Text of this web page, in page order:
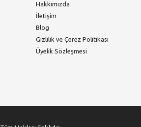
Hakkımızda
İletişim
Blog
Gizlilik ve Çerez Politikası
Üyelik Sözleşmesi